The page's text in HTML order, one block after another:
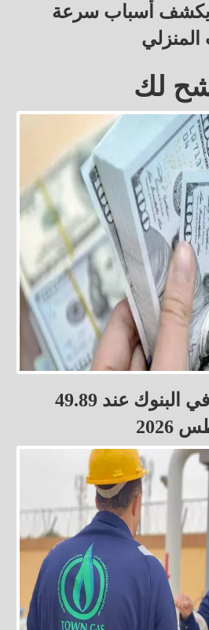
يكشف أسباب سرعة
المنزلي
لك
أعلى سعر للدولار في البنوك عند 49.89